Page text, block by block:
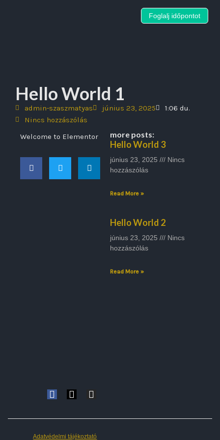
Foglalj időpontot
Hello World 1
admin-szaszmatyas június 23, 2025
1:06 du.
Nincs hozzászólás
Welcome to Elementor
more posts:
Hello World 3
június 23, 2025
Nincs
hozzászólás
Read More »
Hello World 2
június 23, 2025
Nincs
hozzászólás
Read More »
Adatvédelmi tájékoztató